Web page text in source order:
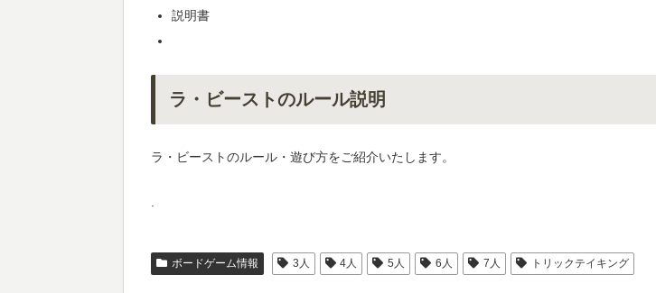
説明書
ラ・ビーストのルール説明
ラ・ビーストのルール・遊び方をご紹介いたします。
.
ボードゲーム情報 3人 4人 5人 6人 7人 トリックテイキング